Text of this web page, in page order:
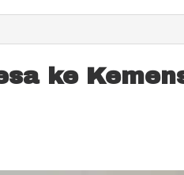
ke